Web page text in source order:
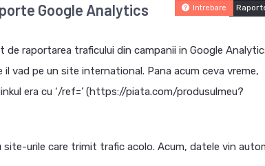
Google Analytics Intrebare
de raportarea traficului din campanii in Google
vad pe un site international. Pana acum ceva vreme,
era cu ‘/ref=’ (https://piata.com/produsulmeu?
urile care trimit trafic acolo. Acum, datele vin